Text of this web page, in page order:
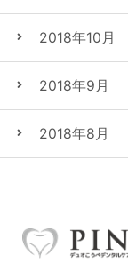
2018年10月
2018年9月
2018年8月